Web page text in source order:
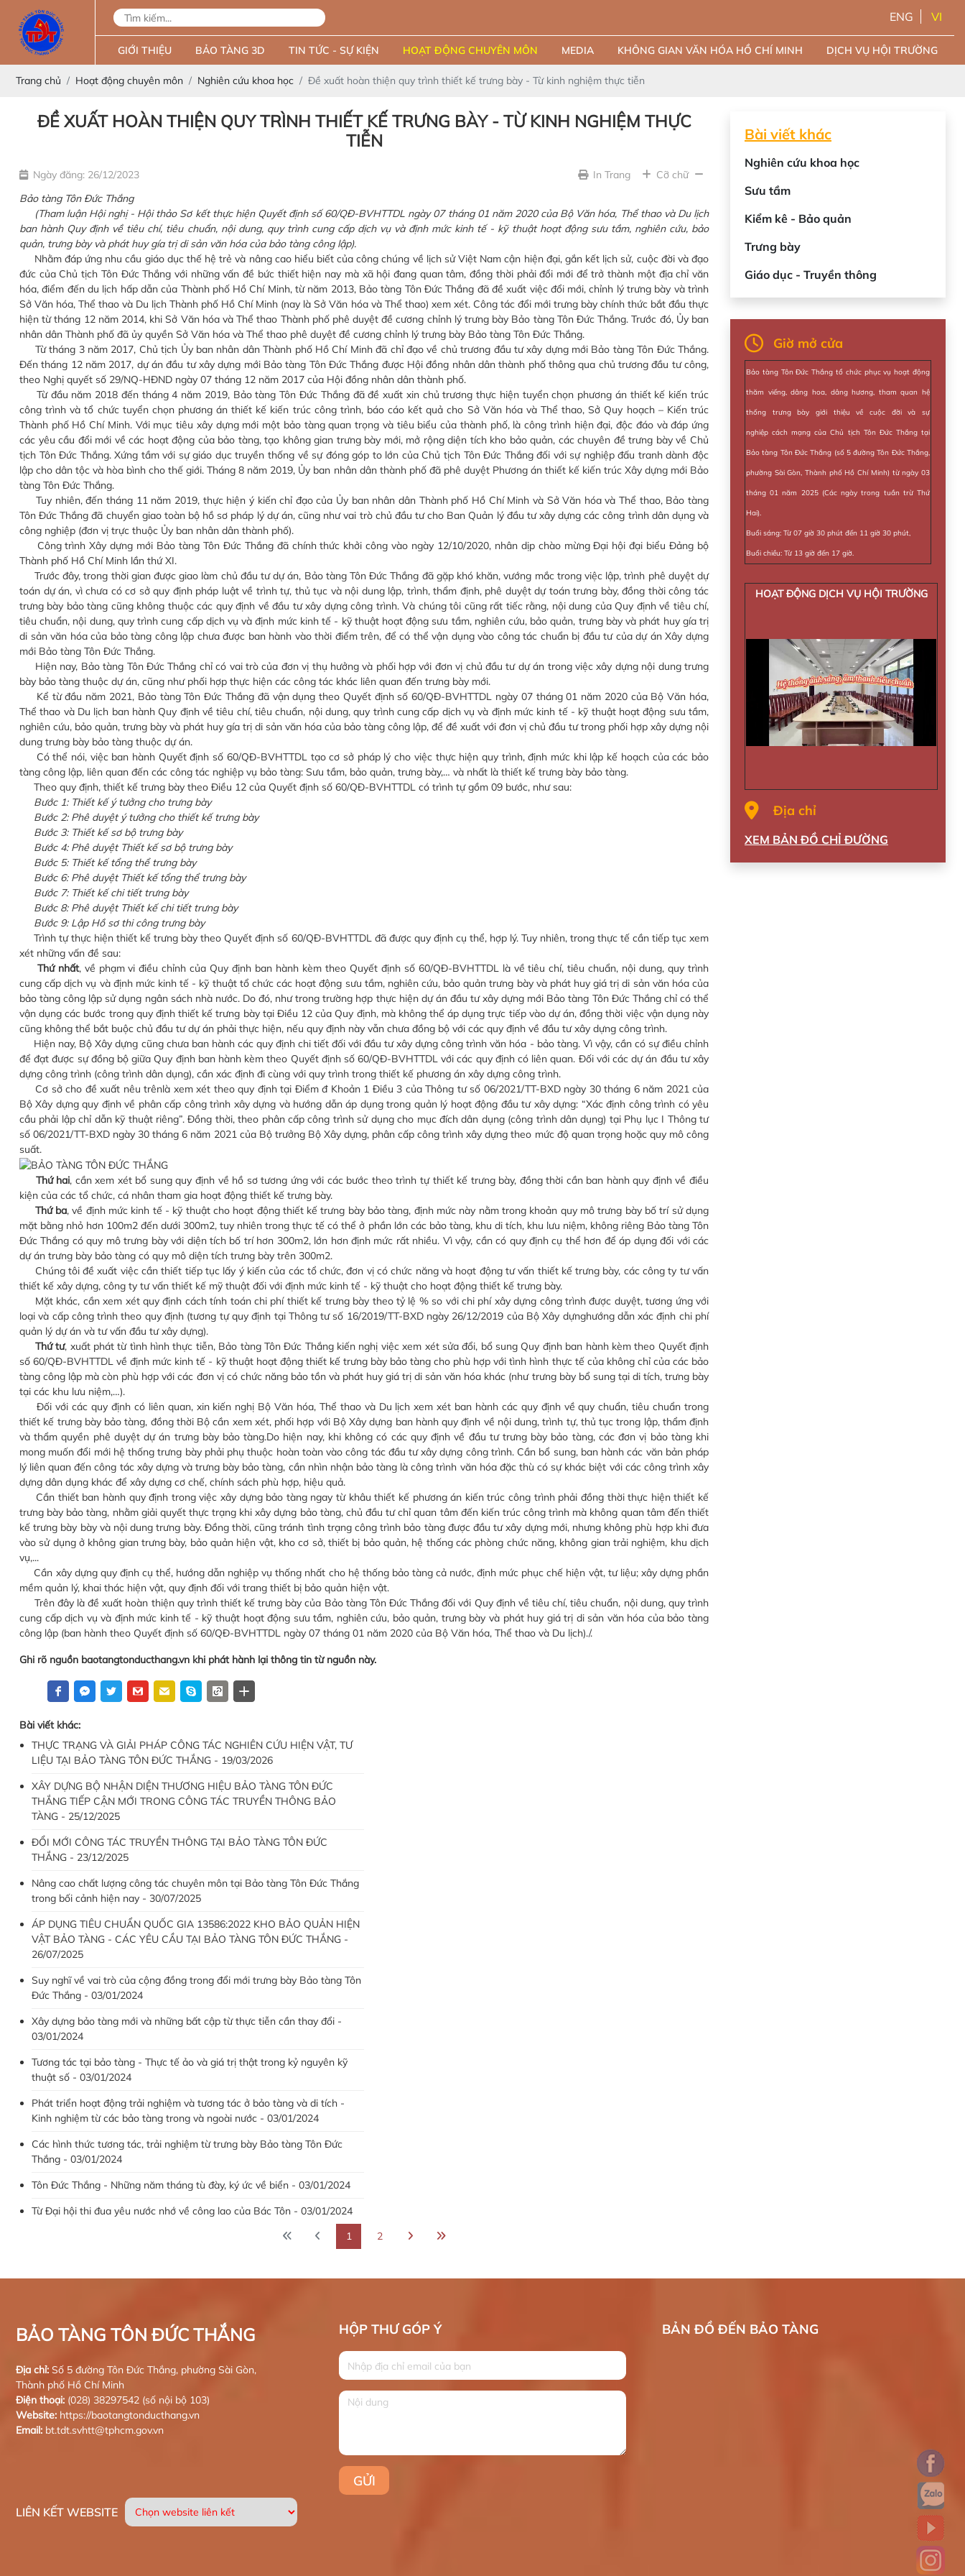
ENG VI
GIỚI THIỆU BẢO TÀNG 3D TIN TỨC - SỰ KIỆN HOẠT ĐỘNG CHUYÊN MÔN MEDIA KHÔNG GIAN VĂN HÓA HỒ CHÍ MINH DỊCH VỤ HỘI TRƯỜNG
Trang chủ Hoạt động chuyên môn Nghiên cứu khoa học Đề xuất hoàn thiện quy trình thiết kế trưng bày - Từ kinh nghiệm thực tiễn
ĐỀ XUẤT HOÀN THIỆN QUY TRÌNH THIẾT KẾ TRƯNG BÀY - TỪ KINH NGHIỆM THỰC
TIỄN
Ngày đăng: 26/12/2023 In Trang
Cỡ chữ
Bảo tàng Tôn Đức Thắng
(Tham luận Hội nghị - Hội thảo Sơ kết thực hiện Quyết định số 60/QĐ-BVHTTDL ngày 07 tháng 01 năm 2020 của Bộ Văn hóa, Thể thao và Du lịch
ban hành Quy định về tiêu chí, tiêu chuẩn, nội dung, quy trình cung cấp dịch vụ và định mức kinh tế - kỹ thuật hoạt động sưu tầm, nghiên cứu, bảo
quản, trưng bày và phát huy gía trị di sản văn hóa của bảo tàng công lập).
Nhằm đáp ứng nhu cầu giáo dục thế hệ trẻ và nâng cao hiểu biết của công chúng về lịch sử Việt Nam cận hiện đại, gắn kết lịch sử, cuộc đời và đạo
đức của Chủ tịch Tôn Đức Thắng với những vấn đề bức thiết hiện nay mà xã hội đang quan tâm, đồng thời phải đổi mới để trở thành một địa chỉ văn
hóa, điểm đến du lịch hấp dẫn của Thành phố Hồ Chí Minh, từ năm 2013, Bảo tàng Tôn Đức Thắng đã đề xuất việc đổi mới, chỉnh lý trưng bày và trình
Sở Văn hóa, Thể thao và Du lịch Thành phố Hồ Chí Minh (nay là Sở Văn hóa và Thể thao) xem xét. Công tác đổi mới trưng bày chính thức bắt đầu thực
hiện từ tháng 12 năm 2014, khi Sở Văn hóa và Thể thao Thành phố phê duyệt đề cương chỉnh lý trưng bày Bảo tàng Tôn Đức Thắng. Trước đó, Ủy ban
nhân dân Thành phố đã ủy quyền Sở Văn hóa và Thể thao phê duyệt đề cương chỉnh lý trưng bày Bảo tàng Tôn Đức Thắng.
Từ tháng 3 năm 2017, Chủ tịch Ủy ban nhân dân Thành phố Hồ Chí Minh đã chỉ đạo về chủ trương đầu tư xây dựng mới Bảo tàng Tôn Đức Thắng.
Đến tháng 12 năm 2017, dự án đầu tư xây dựng mới Bảo tàng Tôn Đức Thắng được Hội đồng nhân dân thành phố thông qua chủ trương đầu tư công,
theo Nghị quyết số 29/NQ-HĐND ngày 07 tháng 12 năm 2017 của Hội đồng nhân dân thành phố.
Từ đầu năm 2018 đến tháng 4 năm 2019, Bảo tàng Tôn Đức Thắng đã đề xuất xin chủ trương thực hiện tuyển chọn phương án thiết kế kiến trúc
công trình và tổ chức tuyển chọn phương án thiết kế kiến trúc công trình, báo cáo kết quả cho Sở Văn hóa và Thể thao, Sở Quy hoạch – Kiến trúc
Thành phố Hồ Chí Minh. Với mục tiêu xây dựng mới một bảo tàng quan trọng và tiêu biểu của thành phố, là công trình hiện đại, độc đáo và đáp ứng
các yêu cầu đổi mới về các hoạt động của bảo tàng, tạo không gian trưng bày mới, mở rộng diện tích kho bảo quản, các chuyên đề trưng bày về Chủ
tịch Tôn Đức Thắng. Xứng tầm với sự giáo dục truyền thống về sự đóng góp to lớn của Chủ tịch Tôn Đức Thắng đối với sự nghiệp đấu tranh dành độc
lập cho dân tộc và hòa bình cho thế giới. Tháng 8 năm 2019, Ủy ban nhân dân thành phố đã phê duyệt Phương án thiết kế kiến trúc Xây dựng mới Bảo
tàng Tôn Đức Thắng.
Tuy nhiên, đến tháng 11 năm 2019, thực hiện ý kiến chỉ đạo của Ủy ban nhân dân Thành phố Hồ Chí Minh và Sở Văn hóa và Thể thao, Bảo tàng
Tôn Đức Thắng đã chuyển giao toàn bộ hồ sơ pháp lý dự án, cũng như vai trò chủ đầu tư cho Ban Quản lý đầu tư xây dựng các công trình dân dụng và
công nghiệp (đơn vị trực thuộc Ủy ban nhân dân thành phố).
Công trình Xây dựng mới Bảo tàng Tôn Đức Thắng đã chính thức khởi công vào ngày 12/10/2020, nhân dịp chào mừng Đại hội đại biểu Đảng bộ
Thành phố Hồ Chí Minh lần thứ XI.
Trước đây, trong thời gian được giao làm chủ đầu tư dự án, Bảo tàng Tôn Đức Thắng đã gặp khó khăn, vướng mắc trong việc lập, trình phê duyệt dự
toán dự án, vì chưa có cơ sở quy định pháp luật về trình tự, thủ tục và nội dung lập, trình, thẩm định, phê duyệt dự toán trưng bày, đồng thời công tác
trưng bày bảo tàng cũng không thuộc các quy định về đầu tư xây dựng công trình. Và chúng tôi cũng rất tiếc rằng, nội dung của Quy định về tiêu chí,
tiêu chuẩn, nội dung, quy trình cung cấp dịch vụ và định mức kinh tế - kỹ thuật hoạt động sưu tầm, nghiên cứu, bảo quản, trưng bày và phát huy gía trị
di sản văn hóa của bảo tàng công lập chưa được ban hành vào thời điểm trên, để có thể vận dụng vào công tác chuẩn bị đầu tư của dự án Xây dựng
mới Bảo tàng Tôn Đức Thắng.
Hiện nay, Bảo tàng Tôn Đức Thắng chỉ có vai trò của đơn vị thụ hưởng và phối hợp với đơn vị chủ đầu tư dự án trong việc xây dựng nội dung trưng
bày bảo tàng thuộc dự án, cũng như phối hợp thực hiện các công tác khác liên quan đến trưng bày mới.
Kể từ đầu năm 2021, Bảo tàng Tôn Đức Thắng đã vận dụng theo Quyết định số 60/QĐ-BVHTTDL ngày 07 tháng 01 năm 2020 của Bộ Văn hóa,
Thể thao và Du lịch ban hành Quy định về tiêu chí, tiêu chuẩn, nội dung, quy trình cung cấp dịch vụ và định mức kinh tế - kỹ thuật hoạt động sưu tầm,
nghiên cứu, bảo quản, trưng bày và phát huy gía trị di sản văn hóa của bảo tàng công lập, để đề xuất với đơn vị chủ đầu tư trong phối hợp xây dựng nội
dung trưng bày bảo tàng thuộc dự án.
Có thể nói, việc ban hành Quyết định số 60/QĐ-BVHTTDL tạo cơ sở pháp lý cho việc thực hiện quy trình, định mức khi lập kế hoạch của các bảo
tàng công lập, liên quan đến các công tác nghiệp vụ bảo tàng: Sưu tầm, bảo quản, trưng bày,… và nhất là thiết kế trưng bày bảo tàng.
Theo quy định, thiết kế trưng bày theo Điều 12 của Quyết định số 60/QĐ-BVHTTDL có trình tự gồm 09 bước, như sau:
Bước 1: Thiết kế ý tưởng cho trưng bày
Bước 2: Phê duyệt ý tưởng cho thiết kế trưng bày
Bước 3: Thiết kế sơ bộ trưng bày
Bước 4: Phê duyệt Thiết kế sơ bộ trưng bày
Bước 5: Thiết kế tổng thể trưng bày
Bước 6: Phê duyệt Thiết kế tổng thể trưng bày
Bước 7: Thiết kế chi tiết trưng bày
Bước 8: Phê duyệt Thiết kế chi tiết trưng bày
Bước 9: Lập Hồ sơ thi công trưng bày
Trình tự thực hiện thiết kế trưng bày theo Quyết định số 60/QĐ-BVHTTDL đã được quy định cụ thể, hợp lý. Tuy nhiên, trong thực tế cần tiếp tục xem
xét những vấn đề sau:
Thứ nhất, về phạm vi điều chỉnh của Quy định ban hành kèm theo Quyết định số 60/QĐ-BVHTTDL là về tiêu chí, tiêu chuẩn, nội dung, quy trình
cung cấp dịch vụ và định mức kinh tế - kỹ thuật tổ chức các hoạt động sưu tầm, nghiên cứu, bảo quản trưng bày và phát huy giá trị di sản văn hóa của
bảo tàng công lập sử dụng ngân sách nhà nước. Do đó, như trong trường hợp thực hiện dự án đầu tư xây dựng mới Bảo tàng Tôn Đức Thắng chỉ có thể
vận dụng các bước trong quy định thiết kế trưng bày tại Điều 12 của Quy định, mà không thể áp dụng trực tiếp vào dự án, đồng thời việc vận dụng này
cũng không thể bắt buộc chủ đầu tư dự án phải thực hiện, nếu quy định này vẫn chưa đồng bộ với các quy định về đầu tư xây dựng công trình.
Hiện nay, Bộ Xây dựng cũng chưa ban hành các quy định chi tiết đối với đầu tư xây dựng công trình văn hóa - bảo tàng. Vì vậy, cần có sự điều chỉnh
để đạt được sự đồng bộ giữa Quy định ban hành kèm theo Quyết định số 60/QĐ-BVHTTDL với các quy định có liên quan. Đối với các dự án đầu tư xây
dựng công trình (công trình dân dụng), cần xác định đi cùng với quy trình trong thiết kế phương án xây dựng công trình.
Cơ sở cho đề xuất nêu trênlà xem xét theo quy định tại Điểm đ Khoản 1 Điều 3 của Thông tư số 06/2021/TT-BXD ngày 30 tháng 6 năm 2021 của
Bộ Xây dựng quy định về phân cấp công trình xây dựng và hướng dẫn áp dụng trong quản lý hoạt động đầu tư xây dựng: “Xác định công trình có yêu
cầu phải lập chỉ dẫn kỹ thuật riêng”. Đồng thời, theo phân cấp công trình sử dụng cho mục đích dân dụng (công trình dân dụng) tại Phụ lục I Thông tư
số 06/2021/TT-BXD ngày 30 tháng 6 năm 2021 của Bộ trưởng Bộ Xây dựng, phân cấp công trình xây dựng theo mức độ quan trọng hoặc quy mô công
suất.
Thứ hai, cần xem xét bổ sung quy định về hồ sơ tương ứng với các bước theo trình tự thiết kế trưng bày, đồng thời cần ban hành quy định về điều
kiện của các tổ chức, cá nhân tham gia hoạt động thiết kế trưng bày.
Thứ ba, về định mức kinh tế - kỹ thuật cho hoạt động thiết kế trưng bày bảo tàng, định mức này nằm trong khoản quy mô trưng bày bố trí sử dụng
mặt bằng nhỏ hơn 100m2 đến dưới 300m2, tuy nhiên trong thực tế có thể ở phần lớn các bảo tàng, khu di tích, khu lưu niệm, không riêng Bảo tàng Tôn
Đức Thắng có quy mô trưng bày với diện tích bố trí hơn 300m2, lớn hơn định mức rất nhiều. Vì vậy, cần có quy định cụ thể hơn để áp dụng đối với các
dự án trưng bày bảo tàng có quy mô diện tích trưng bày trên 300m2.
Chúng tôi đề xuất việc cần thiết tiếp tục lấy ý kiến của các tổ chức, đơn vị có chức năng và hoạt động tư vấn thiết kế trưng bày, các công ty tư vấn
thiết kế xây dựng, công ty tư vấn thiết kế mỹ thuật đối với định mức kinh tế - kỹ thuật cho hoạt động thiết kế trưng bày.
Mặt khác, cần xem xét quy định cách tính toán chi phí thiết kế trưng bày theo tỷ lệ % so với chi phí xây dựng công trình được duyệt, tương ứng với
loại và cấp công trình theo quy định (tương tự quy định tại Thông tư số 16/2019/TT-BXD ngày 26/12/2019 của Bộ Xây dựnghướng dẫn xác định chi phí
quản lý dự án và tư vấn đầu tư xây dựng).
Thứ tư, xuất phát từ tình hình thực tiễn, Bảo tàng Tôn Đức Thắng kiến nghị việc xem xét sửa đổi, bổ sung Quy định ban hành kèm theo Quyết định
số 60/QĐ-BVHTTDL về định mức kinh tế - kỹ thuật hoạt động thiết kế trưng bày bảo tàng cho phù hợp với tình hình thực tế của không chỉ của các bảo
tàng công lập mà còn phù hợp với các đơn vị có chức năng bảo tồn và phát huy giá trị di sản văn hóa khác (như trưng bày bổ sung tại di tích, trưng bày
tại các khu lưu niệm,…).
Đối với các quy định có liên quan, xin kiến nghị Bộ Văn hóa, Thể thao và Du lịch xem xét ban hành các quy định về quy chuẩn, tiêu chuẩn trong
thiết kế trưng bày bảo tàng, đồng thời Bộ cần xem xét, phối hợp với Bộ Xây dựng ban hành quy định về nội dung, trình tự, thủ tục trong lập, thẩm định
và thẩm quyền phê duyệt dự án trưng bày bảo tàng.Do hiện nay, khi không có các quy định về đầu tư trưng bày bảo tàng, các đơn vị bảo tàng khi
mong muốn đổi mới hệ thống trưng bày phải phụ thuộc hoàn toàn vào công tác đầu tư xây dựng công trình. Cần bổ sung, ban hành các văn bản pháp
lý liên quan đến công tác xây dựng và trưng bày bảo tàng, cần nhìn nhận bảo tàng là công trình văn hóa đặc thù có sự khác biệt với các công trình xây
dựng dân dụng khác để xây dựng cơ chế, chính sách phù hợp, hiệu quả.
Cần thiết ban hành quy định trong việc xây dựng bảo tàng ngay từ khâu thiết kế phương án kiến trúc công trình phải đồng thời thực hiện thiết kế
trưng bày bảo tàng, nhằm giải quyết thực trạng khi xây dựng bảo tàng, chủ đầu tư chỉ quan tâm đến kiến trúc công trình mà không quan tâm đến thiết
kế trưng bày bày và nội dung trưng bày. Đồng thời, cũng tránh tình trạng công trình bảo tàng được đầu tư xây dựng mới, nhưng không phù hợp khi đưa
vào sử dụng ở không gian trưng bày, bảo quản hiện vật, kho cơ sở, thiết bị bảo quản, hệ thống các phòng chức năng, không gian trải nghiệm, khu dịch
vụ,...
Cần xây dựng quy định cụ thể, hướng dẫn nghiệp vụ thống nhất cho hệ thống bảo tàng cả nước, định mức phục chế hiện vật, tư liệu; xây dựng phần
mềm quản lý, khai thác hiện vật, quy định đối với trang thiết bị bảo quản hiện vật.
Trên đây là đề xuất hoàn thiện quy trình thiết kế trưng bày của Bảo tàng Tôn Đức Thắng đối với Quy định về tiêu chí, tiêu chuẩn, nội dung, quy trình
cung cấp dịch vụ và định mức kinh tế - kỹ thuật hoạt động sưu tầm, nghiên cứu, bảo quản, trưng bày và phát huy giá trị di sản văn hóa của bảo tàng
công lập (ban hành theo Quyết định số 60/QĐ-BVHTTDL ngày 07 tháng 01 năm 2020 của Bộ Văn hóa, Thể thao và Du lịch)./.
Ghi rõ nguồn baotangtonducthang.vn khi phát hành lại thông tin từ nguồn này.
Bài viết khác:
THỰC TRẠNG VÀ GIẢI PHÁP CÔNG TÁC NGHIÊN CỨU HIỆN VẬT, TƯ
LIỆU TẠI BẢO TÀNG TÔN ĐỨC THẮNG - 19/03/2026
XÂY DỰNG BỘ NHẬN DIỆN THƯƠNG HIỆU BẢO TÀNG TÔN ĐỨC
THẮNG TIẾP CẬN MỚI TRONG CÔNG TÁC TRUYỀN THÔNG BẢO
TÀNG - 25/12/2025
ĐỔI MỚI CÔNG TÁC TRUYỀN THÔNG TẠI BẢO TÀNG TÔN ĐỨC
THẮNG - 23/12/2025
Nâng cao chất lượng công tác chuyên môn tại Bảo tàng Tôn Đức Thắng
trong bối cảnh hiện nay - 30/07/2025
ÁP DỤNG TIÊU CHUẨN QUỐC GIA 13586:2022 KHO BẢO QUẢN HIỆN
VẬT BẢO TÀNG - CÁC YÊU CẦU TẠI BẢO TÀNG TÔN ĐỨC THẮNG -
26/07/2025
Suy nghĩ về vai trò của cộng đồng trong đổi mới trưng bày Bảo tàng Tôn
Đức Thắng - 03/01/2024
Xây dựng bảo tàng mới và những bất cập từ thực tiễn cần thay đổi -
03/01/2024
Tương tác tại bảo tàng - Thực tế ảo và giá trị thật trong kỷ nguyên kỹ
thuật số - 03/01/2024
Phát triển hoạt động trải nghiệm và tương tác ở bảo tàng và di tích -
Kinh nghiệm từ các bảo tàng trong và ngoài nước - 03/01/2024
Các hình thức tương tác, trải nghiệm từ trưng bày Bảo tàng Tôn Đức
Thắng - 03/01/2024
Tôn Đức Thắng - Những năm tháng tù đày, ký ức về biển - 03/01/2024
Từ Đại hội thi đua yêu nước nhớ về công lao của Bác Tôn - 03/01/2024
1
2
Bài viết khác
Nghiên cứu khoa học
Sưu tầm
Kiểm kê - Bảo quản
Trưng bày
Giáo dục - Truyền thông
Giờ mở cửa
Bảo tàng Tôn Đức Thắng tổ chức phục vụ hoạt động
thăm viếng, dâng hoa, dâng hương, tham quan hệ
thống trưng bày giới thiệu về cuộc đời và sự
nghiệp cách mạng của Chủ tịch Tôn Đức Thắng tại
Bảo tàng Tôn Đức Thắng (số 5 đường Tôn Đức Thắng,
phường Sài Gòn, Thành phố Hồ Chí Minh) từ ngày 03
tháng 01 năm 2025 (Các ngày trong tuần trừ Thứ
Hai).
Buổi sáng: Từ 07 giờ 30 phút đến 11 giờ 30 phút,
Buổi chiều: Từ 13 giờ đến 17 giờ.
HOẠT ĐỘNG DỊCH VỤ HỘI TRƯỜNG
Địa chỉ
XEM BẢN ĐỒ CHỈ ĐƯỜNG
BẢO TÀNG TÔN ĐỨC THẮNG
Địa chỉ: Số 5 đường Tôn Đức Thắng, phường Sài Gòn,
Thành phố Hồ Chí Minh
Điện thoại: (028) 38297542 (số nội bộ 103)
Website: https://baotangtonducthang.vn
Email: bt.tdt.svhtt@tphcm.gov.vn
LIÊN KẾT WEBSITE
HỘP THƯ GÓP Ý BẢN ĐỒ ĐẾN BẢO TÀNG